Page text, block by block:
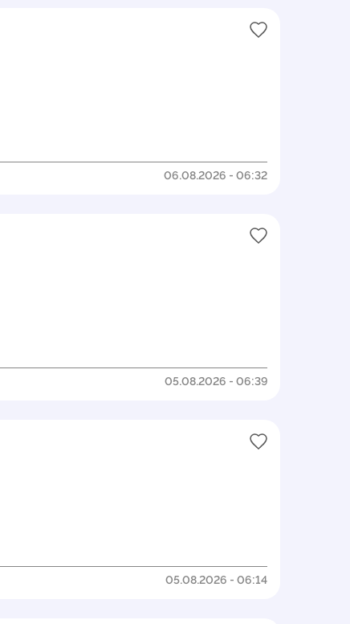
06.08.2026 - 06:32
05.08.2026 - 06:39
05.08.2026 - 06:14